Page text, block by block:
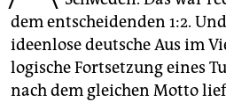
genossenschaft
epaper login
dem entscheidenden 1:2.
ideenlose deutsche Aus im
logische Fortsetzung eines
nach dem gleichen Motto